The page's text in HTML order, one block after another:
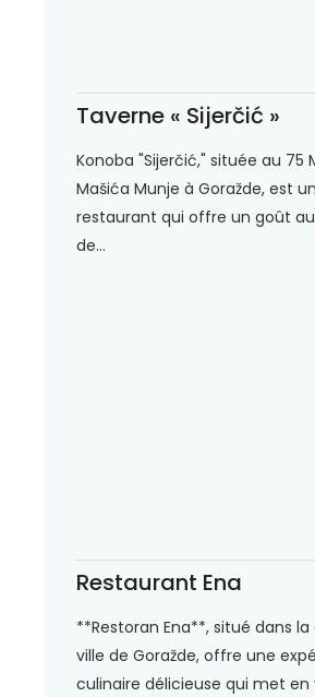
Taverne « Sijerčić »
Konoba "Sijerčić," située au 75
Mašića Munje à Goražde, est
restaurant qui offre un goût
de...
Restaurant Ena
**Restoran Ena**, situé dans
ville de Goražde, offre une
culinaire délicieuse qui met en